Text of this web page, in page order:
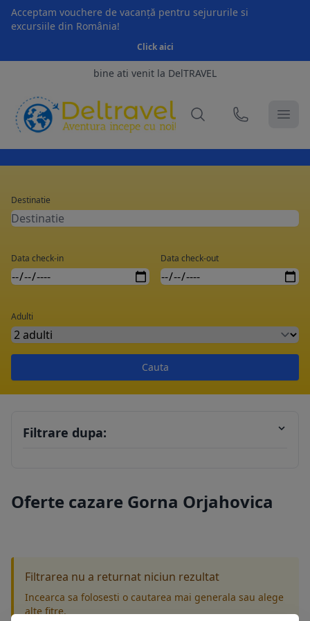
Acceptam vouchere de vacanță pentru sejururile si
excursiile din România!
Click aici
bine ati venit la DelTRAVEL
Destinatie
Data check-in Data check-out
Adulti
Cauta
Filtrare dupa:
Oferte cazare Gorna Orjahovica
Filtrarea nu a returnat niciun rezultat
Incearca sa folosesti o cautarea mai generala sau alege
alte fitre.